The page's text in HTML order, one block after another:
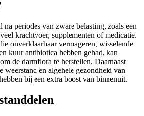
na periodes van zware belasting, zoals een
krachtvoer, supplementen of medicatie.
onverklaarbaar vermageren, wisselende
kuur antibiotica hebben gehad, kan
de darmflora te herstellen. Daarnaast
weerstand en algehele gezondheid van
bij een extra boost van binnenuit.